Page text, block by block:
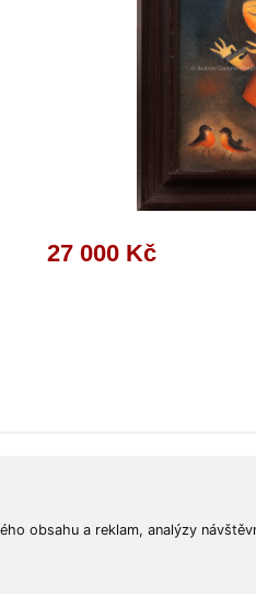
obsahu a reklam, analýzy
27 000 Kč